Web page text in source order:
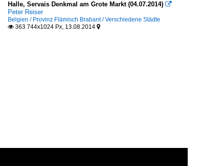
Halle, Servais Denkmal am Grote Markt (04.07.2014) 
Peter Reiser
Belgien / Provinz Flämisch Brabant / Verschiedene Städte
 363 744x1024 Px, 13.08.2014 